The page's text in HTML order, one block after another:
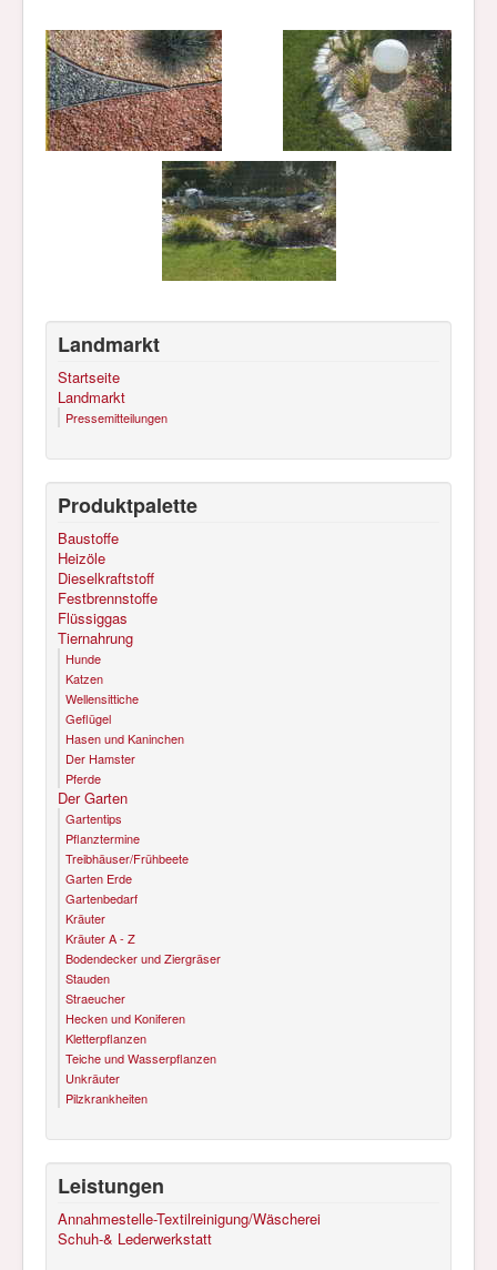
Landmarkt
Startseite
Landmarkt
Pressemitteilungen
Produktpalette
Baustoffe
Heizöle
Dieselkraftstoff
Festbrennstoffe
Flüssiggas
Tiernahrung
Hunde
Katzen
Wellensittiche
Geflügel
Hasen und Kaninchen
Der Hamster
Pferde
Der Garten
Gartentips
Pflanztermine
Treibhäuser/Frühbeete
Garten Erde
Gartenbedarf
Kräuter
Kräuter A - Z
Bodendecker und Ziergräser
Stauden
Straeucher
Hecken und Koniferen
Kletterpflanzen
Teiche und Wasserpflanzen
Unkräuter
Pilzkrankheiten
Leistungen
Annahmestelle-Textilreinigung/Wäscherei
Schuh-& Lederwerkstatt